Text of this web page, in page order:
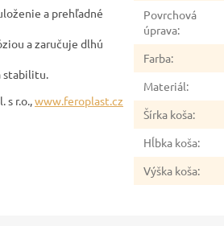
a prehľadné
a zaručuje dlhú
stabilitu.
s r.o.,www.feroplast.cz
Povrchová
úprava:
Farba:
Materiál:
Šírka koša:
Hĺbka koša:
Výška koša: